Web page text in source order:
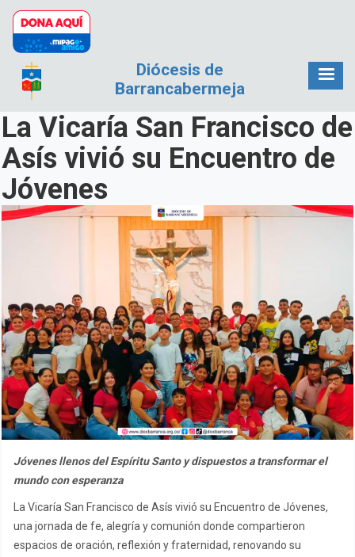
Pasar al contenido principal
Diócesis de
Barrancabermeja
La Vicaría San Francisco de
Asís vivió su Encuentro de
Jóvenes
Jóvenes llenos del Espíritu Santo y dispuestos a transformar el
mundo con esperanza
La Vicaría San Francisco de Asís vivió su Encuentro de Jóvenes,
una jornada de fe, alegría y comunión donde compartieron
espacios de oración, reflexión y fraternidad, renovando su